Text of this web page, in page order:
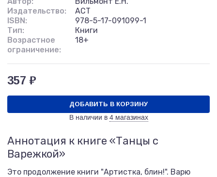
Издательство:
АСТ
ISBN:
978-5-17-091099-1
Тип:
Книги
Возрастное
ограничение:
18+
357 ₽
ДОБАВИТЬ В КОРЗИНУ
В наличии в 4 магазинах
Аннотация к книге «Танцы с
Варежкой»
Это продолжение книги "Артистка, блин!". Варю